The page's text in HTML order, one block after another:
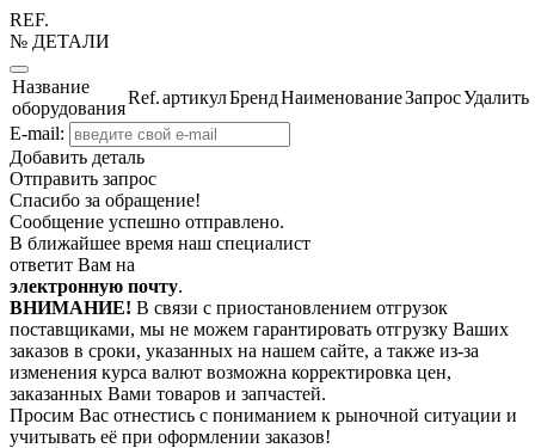
REF.
№ ДЕТАЛИ
Название
оборудования
Ref.артикулБрендНаименованиеЗапросУдалить
E-mail:
Добавить деталь
Отправить запрос
Спасибо за обращение!
Сообщение успешно отправлено.
В ближайшее время наш специалист
ответит Вам на
электронную почту.
ВНИМАНИЕ! В связи с приостановлением отгрузок
поставщиками, мы не можем гарантировать отгрузку Ваших
заказов в сроки, указанных на нашем сайте, а также из-за
изменения курса валют возможна корректировка цен,
заказанных Вами товаров и запчастей.
Просим Вас отнестись с пониманием к рыночной ситуации и
учитывать её при оформлении заказов!